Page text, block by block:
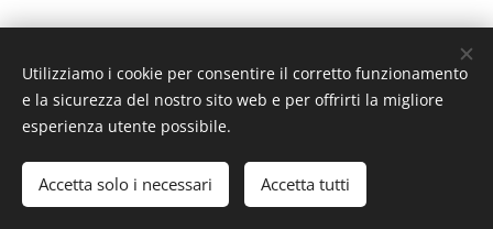
© 2016Sound Music Academy
rotta durante la realizzazione di questo sito
Creato con
Webnode Cookies
Utilizziamo i cookie per consentire il corretto funzionamento
e la sicurezza del nostro sito web e per offrirti la migliore
esperienza utente possibile.
Accetta solo i necessari Accetta tutti